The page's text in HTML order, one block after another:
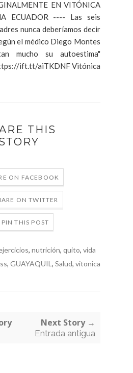
EN VITÓNICA
ECUADOR ---- Las seis
nunca deberíamos decir
el médico Diego Montes
mucho su autoestima"
ift.tt/aiTKDNF Vitónica
THIS
ON FACEBOOK
ON TWITTER
PIN THIS POST
, nutrición, quito, vida
, GUAYAQUIL , Salud, vitonica
Next Story →
Entrada antigua